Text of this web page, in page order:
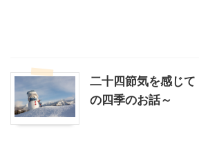
二十四節気を感じ
の四季のお話～